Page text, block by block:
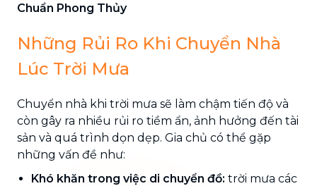
Chuẩn Phong Thủy
Những Rủi Ro Khi Chuyển Nhà
Lúc Trời Mưa
Chuyển nhà khi trời mưa sẽ làm chậm tiến độ và
còn gây ra nhiều rủi ro tiềm ẩn, ảnh hưởng đến tài
sản và quá trình dọn dẹp. Gia chủ có thể gặp
những vấn đề như:
Khó khăn trong việc di chuyển đồ: trời mưa các